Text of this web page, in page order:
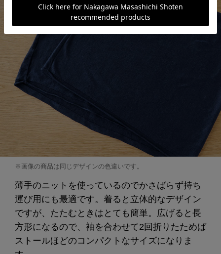
※画像の商品は同じデザインの色違いです。
薄手のニットを使っているのでかさばらず持ち
運び用にも最適です。着ると立体的なデザイン
ですが、たたむときはとても簡単。広げると長
方形になるので、袖を合わせて2回折りたためば
ストールほどのコンパクトなサイズになりま